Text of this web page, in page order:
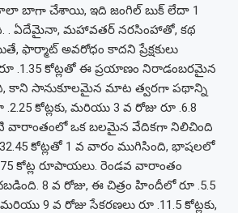
బాగా చేశాయి, ఇది జంగిల్ బుక్ లేదా 1
. ఏదేమైనా, మహావతర్ నరసింహాతో, కథ
ఫార్మాట్ అవరోధం కాదని ప్రేక్షకులు
రూ .1.35 కోట్లతో ఈ ప్రయాణం నిరాడంబరమైన
కాని సానుకూలమైన మాట త్వరగా పథాన్ని
కోట్లకు, మరియు 3 వ రోజు రూ .6.8
వారాంతంలో ఒక బలమైన వేదికగా నిలిచింది
కోట్లతో 1 వ వారం ముగిసింది, భాషలలో
కోట్ల రూపాయలు. రెండవ వారాంతం
8 వ రోజు, ఈ చిత్రం హిందీలో రూ .5.5
9 వ రోజు సేకరణలు రూ .11.5 కోట్లకు,